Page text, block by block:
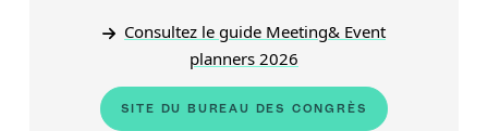
Consultez le guide Meeting& Event
planners 2026
SITE DU BUREAU DES CONGRÈS